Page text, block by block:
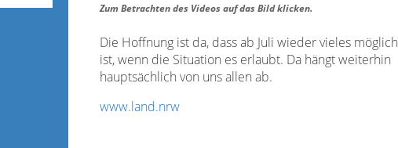
Zum Betrachten des Videos auf das Bild klicken.
Die Hoffnung ist da, dass ab Juli wieder vieles möglich
ist, wenn die Situation es erlaubt. Da hängt weiterhin
hauptsächlich von uns allen ab.
www.land.nrw